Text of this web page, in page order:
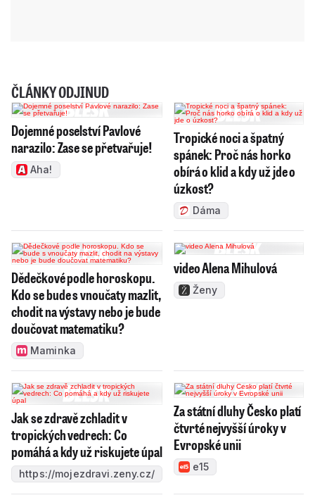
ČLÁNKY ODJINUD
Dojemné poselství Pavlové
narazilo: Zase se přetvařuje!
Aha!
Tropické noci a špatný
spánek: Proč nás horko
obírá o klid a kdy už jde o
úzkost?
Dáma
Dědečkové podle horoskopu.
Kdo se bude s vnoučaty mazlit,
chodit na výstavy nebo je bude
doučovat matematiku?
Maminka
video Alena Mihulová
Ženy
Jak se zdravě zchladit v
tropických vedrech: Co
pomáhá a kdy už riskujete úpal
https://mojezdravi.zeny.cz/
Za státní dluhy Česko platí
čtvrté nejvyšší úroky v
Evropské unii
e15